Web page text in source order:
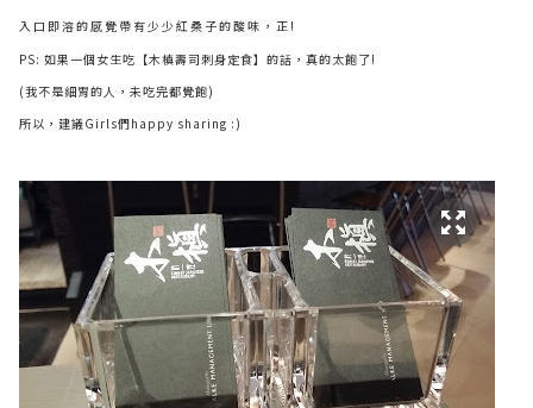
入口即溶的感覺帶有少少紅桑子的酸味，正!
PS: 如果一個女生吃【木槙壽司刺身定食】的話，真的太飽了!
(我不是細胃的人，未吃完都覺飽)
所以，建議Girls們happy sharing :)